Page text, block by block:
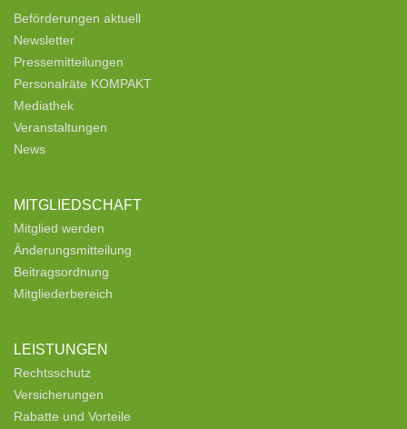
Beförderungen aktuell
Newsletter
Pressemitteilungen
Personalräte KOMPAKT
Mediathek
Veranstaltungen
News
MITGLIEDSCHAFT
Mitglied werden
Änderungsmitteilung
Beitragsordnung
Mitgliederbereich
LEISTUNGEN
Rechtsschutz
Versicherungen
Rabatte und Vorteile